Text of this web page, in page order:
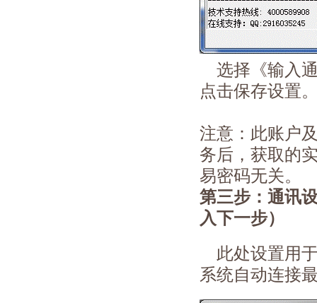
选择 《输入
点击保存设置
注意：此账户
务后，获取的
易密码无关。
第三步： 通讯
入下一步）
此处设置用
系统自动连接